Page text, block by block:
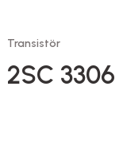
Transistör
2SC 3306